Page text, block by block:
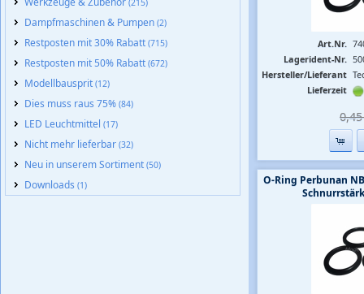
(215)
Dampfmaschinen & Pumpen (2)
Restposten mit 30% Rabatt (715)
Restposten mit 50% Rabatt (672)
Modellbausprit (12)
Dies muss raus 75% (84)
LED Leuchtmittel (17)
Nicht mehr lieferbar (32)
Neu in unserem Sortiment (50)
Downloads (1)
Art.Nr.
Lagerident-Nr.
Hersteller/Lieferant
Lieferzeit
0,45
O-Ring Perbunan